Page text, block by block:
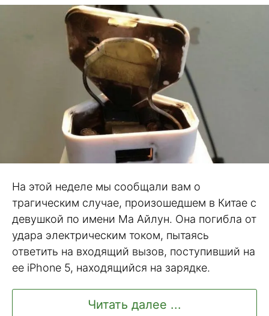
На этой неделе мы сообщали вам о
трагическим случае, произошедшем в Китае с
девушкой по имени Ма Айлун. Она погибла от
удара электрическим током, пытаясь
ответить на входящий вызов, поступивший на
ее iPhone 5, находящийся на зарядке.
Читать далее ...